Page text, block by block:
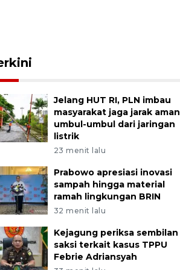
Jelang HUT RI, PLN imbau
masyarakat jaga jarak aman
umbul-umbul dari jaringan
listrik
23 menit lalu
Prabowo apresiasi inovasi
sampah hingga material
ramah lingkungan BRIN
32 menit lalu
Kejagung periksa sembilan
saksi terkait kasus TPPU
Febrie Adriansyah